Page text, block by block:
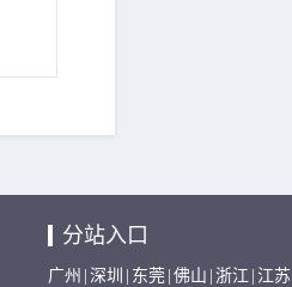
分站入口
广州 深圳 东莞 佛山 浙江 江苏